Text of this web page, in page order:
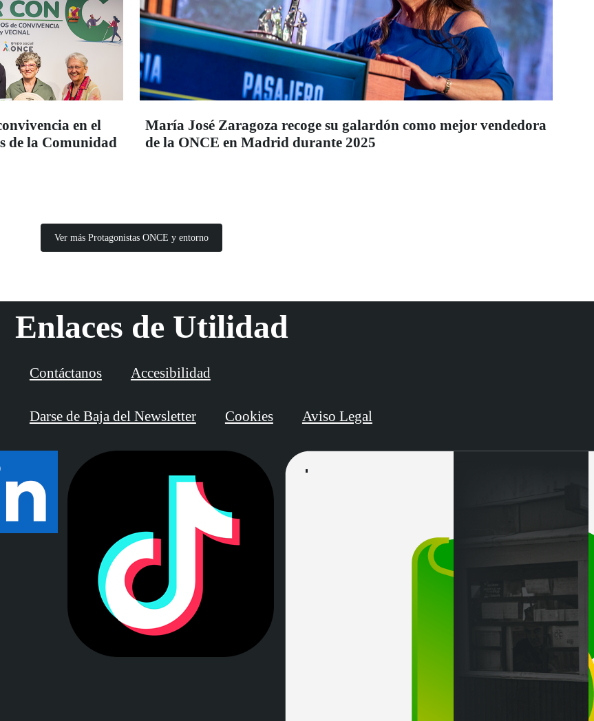
en el
de la Comunidad
María José Zaragoza recoge su galardón como mejor vendedora
de la ONCE en Madrid durante 2025
Ver más Protagonistas ONCE y entorno
Enlaces de Utilidad
Contáctanos Accesibilidad
Darse de Baja del Newsletter Cookies Aviso Legal